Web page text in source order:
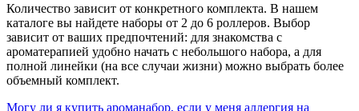
Количество зависит от конкретного комплекта. В нашем
каталоге вы найдете наборы от 2 до 6 роллеров. Выбор
зависит от ваших предпочтений: для знакомства с
ароматерапией удобно начать с небольшого набора, а для
полной линейки (на все случаи жизни) можно выбрать более
объемный комплект.
Могу ли я купить ароманабор, если у меня аллергия на